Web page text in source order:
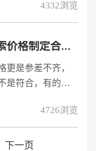
索价格的看法。
4332浏览
阿卡索外教网价格真实表，阿卡索价格制定合理安排吗？
更是参差不齐，
是符合，有的甚
4726浏览
下一页